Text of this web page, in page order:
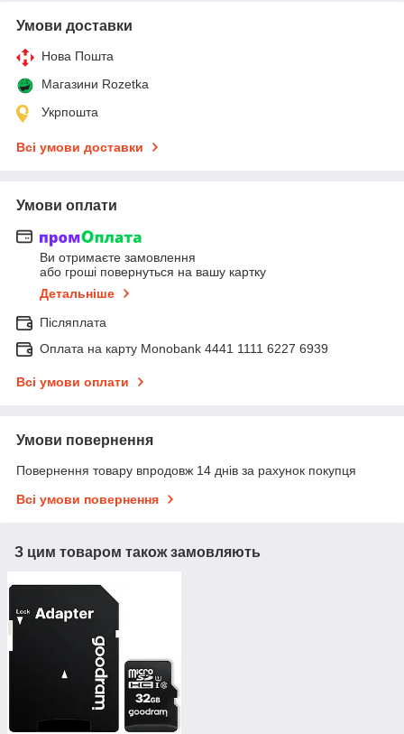
Умови доставки
Нова Пошта
Магазини Rozetka
Укрпошта
Всі умови доставки
Умови оплати
Ви отримаєте замовлення
або гроші повернуться на вашу картку
Детальніше
Післяплата
Оплата на карту Monobank 4441 1111 6227 6939
Всі умови оплати
Умови повернення
Повернення товару впродовж 14 днів за рахунок покупця
Всі умови повернення
З цим товаром також замовляють